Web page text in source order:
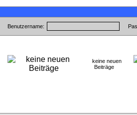
Benutzername:
keine neuen
Beiträge